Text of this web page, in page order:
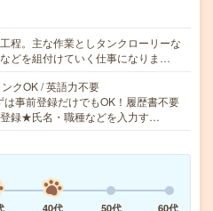
程。主な作業としタンクローリーな
どを組付けていく仕事になりま…
クOK / 英語力不要
事前登録だけでもOK！履歴書不要
録★氏名・職種などを入力す…
40代 50代 60代